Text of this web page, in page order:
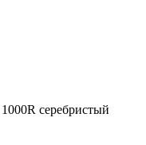
серебристый